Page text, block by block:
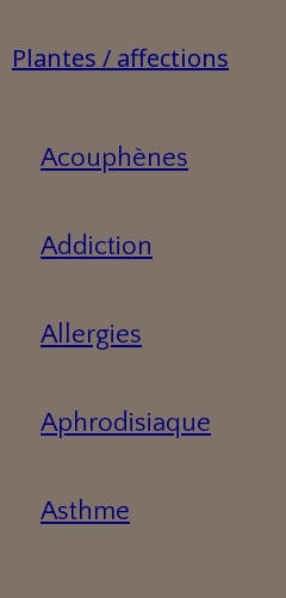
Plantes / affections
Acouphènes
Addiction
Allergies
Aphrodisiaque
Asthme